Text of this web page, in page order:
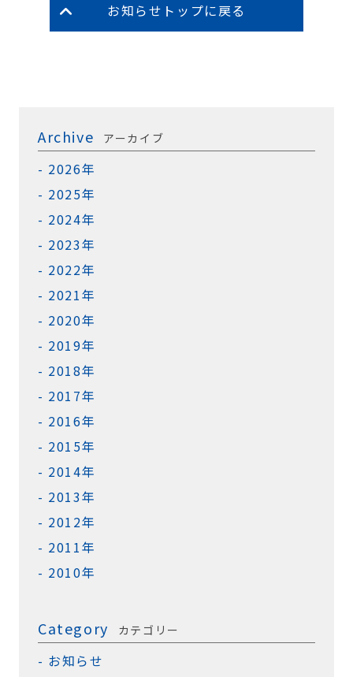
お知らせトップに戻る
Archive アーカイブ
2026年
2025年
2024年
2023年
2022年
2021年
2020年
2019年
2018年
2017年
2016年
2015年
2014年
2013年
2012年
2011年
2010年
Category カテゴリー
お知らせ